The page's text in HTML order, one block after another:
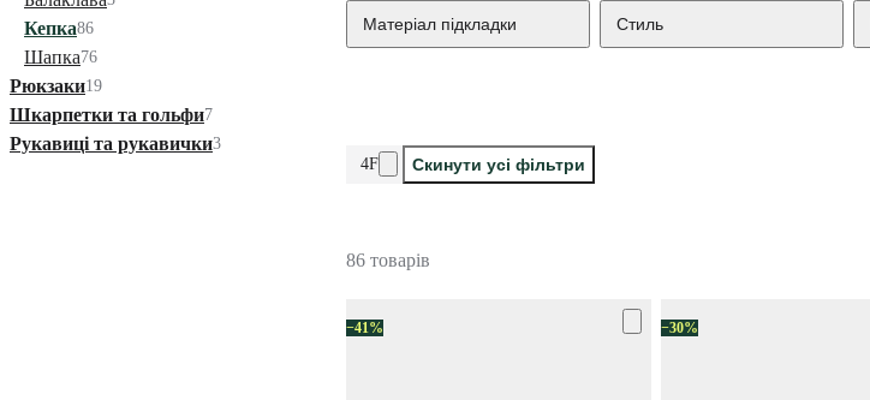
Кепка86
Шапка76
Рюкзаки19
Шкарпетки та гольфи7
Рукавиці та рукавички3
Матеріал підкладки Стиль
4F Скинути усі фільтри
86 товарів
−41% −30%